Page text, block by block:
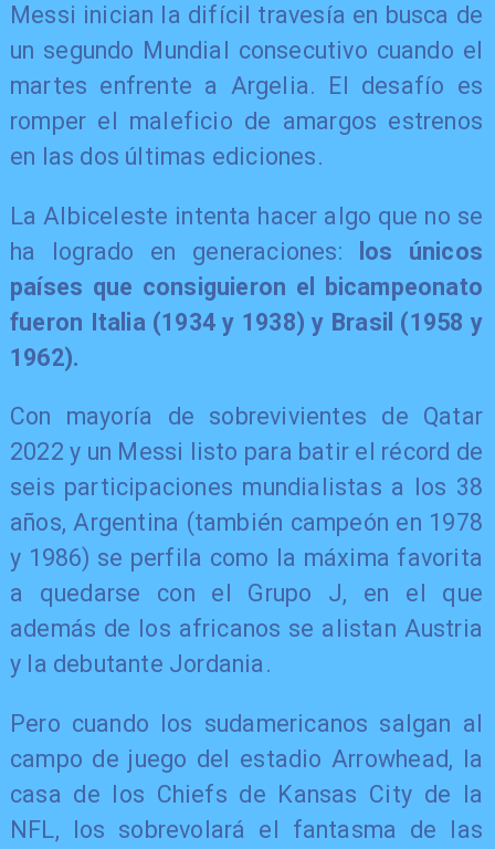
Messi inician la difícil travesía en busca de
un segundo Mundial consecutivo cuando el
martes enfrente a Argelia. El desafío es
romper el maleficio de amargos estrenos
en las dos últimas ediciones.
La Albiceleste intenta hacer algo que no se
ha logrado en generaciones:
los únicos
países que consiguieron el bicampeonato
fueron Italia (1934 y 1938) y Brasil (1958 y
1962).
Con mayoría de sobrevivientes de Qatar
2022 y un Messi listo para batir el récord de
seis participaciones mundialistas a los 38
años, Argentina (también campeón en 1978
y 1986) se perfila como la máxima favorita
a quedarse con el Grupo J, en el que
además de los africanos se alistan Austria
y la debutante Jordania.
Pero cuando los sudamericanos salgan al
campo de juego del estadio Arrowhead, la
casa de los Chiefs de Kansas City de la
NFL, los sobrevolará el fantasma de las